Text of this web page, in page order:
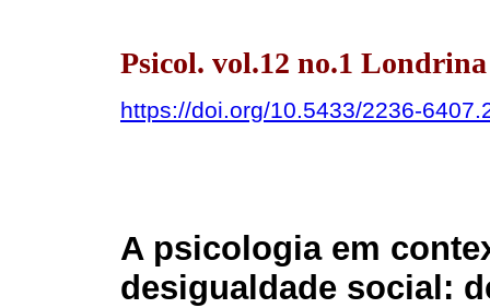
Psicol. vol.12 no.1
https://doi.org/10.5433/2236-
A psicologia em
desigualdade social: